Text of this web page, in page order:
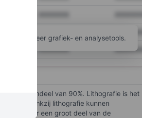
XXXXXXX XXXXXXX
tot meer grafiek- en analysetools.
marktaandeel van 90%. Lithografie is het
Dankzij lithografie kunnen
oudsher een groot deel van de